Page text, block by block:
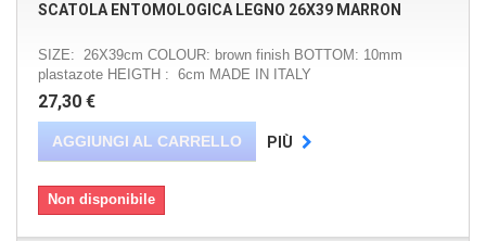
SCATOLA ENTOMOLOGICA LEGNO 26X39 MARRON
SIZE: 26X39cm COLOUR: brown finish BOTTOM: 10mm
plastazote HEIGTH : 6cm MADE IN ITALY
27,30 €
AGGIUNGI AL CARRELLO PIÙ
Non disponibile